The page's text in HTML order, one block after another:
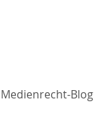
Medienrecht-Blog